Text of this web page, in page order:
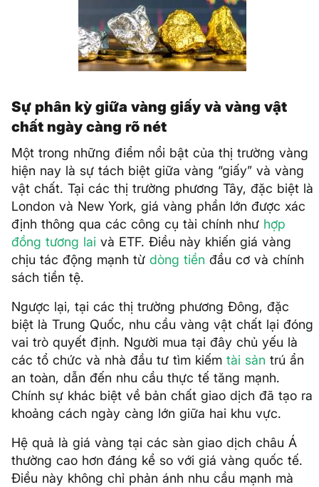
Sự phân kỳ giữa vàng giấy và vàng vật
chất ngày càng rõ nét
Một trong những điểm nổi bật của thị trường vàng
hiện nay là sự tách biệt giữa vàng “giấy” và vàng
vật chất. Tại các thị trường phương Tây, đặc biệt là
London và New York, giá vàng phần lớn được xác
định thông qua các công cụ tài chính như hợp
đồng tương lai và ETF. Điều này khiến giá vàng
chịu tác động mạnh từ dòng tiền đầu cơ và chính
sách tiền tệ.
Ngược lại, tại các thị trường phương Đông, đặc
biệt là Trung Quốc, nhu cầu vàng vật chất lại đóng
vai trò quyết định. Người mua tại đây chủ yếu là
các tổ chức và nhà đầu tư tìm kiếm tài sản trú ẩn
an toàn, dẫn đến nhu cầu thực tế tăng mạnh.
Chính sự khác biệt về bản chất giao dịch đã tạo ra
khoảng cách ngày càng lớn giữa hai khu vực.
Hệ quả là giá vàng tại các sàn giao dịch châu Á
thường cao hơn đáng kể so với giá vàng quốc tế.
Điều này không chỉ phản ánh nhu cầu mạnh mà